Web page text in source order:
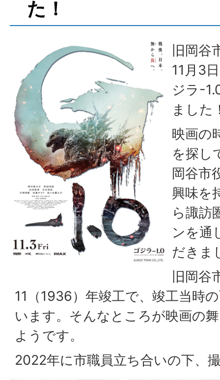
た！
旧岡谷
11月3
ジラ-
ました
映画の
を探し
岡谷市
興味を
ら諏訪
ンを通
だきま
旧岡谷
11（1936）年竣工で、竣工当時
います。そんなところが映画の
ようです。
2022年に市職員立ち合いの下、